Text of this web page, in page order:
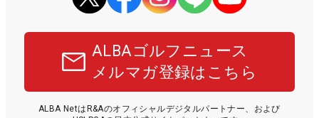
ALBAゴルフニュース
メルマガ登録はこちら
ALBA NetはR&Aのオフィシャルデジタルパートナー、および